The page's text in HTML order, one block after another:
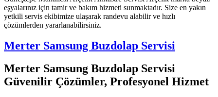
eşyalarınız için tamir ve bakım hizmeti sunmaktadır. Size en yakın
yetkili servis ekibimize ulaşarak randevu alabilir ve hızlı
çözümlerden yararlanabilirsiniz.
Merter Samsung Buzdolap Servisi
Merter Samsung Buzdolap Servisi
Güvenilir Çözümler, Profesyonel Hizmet